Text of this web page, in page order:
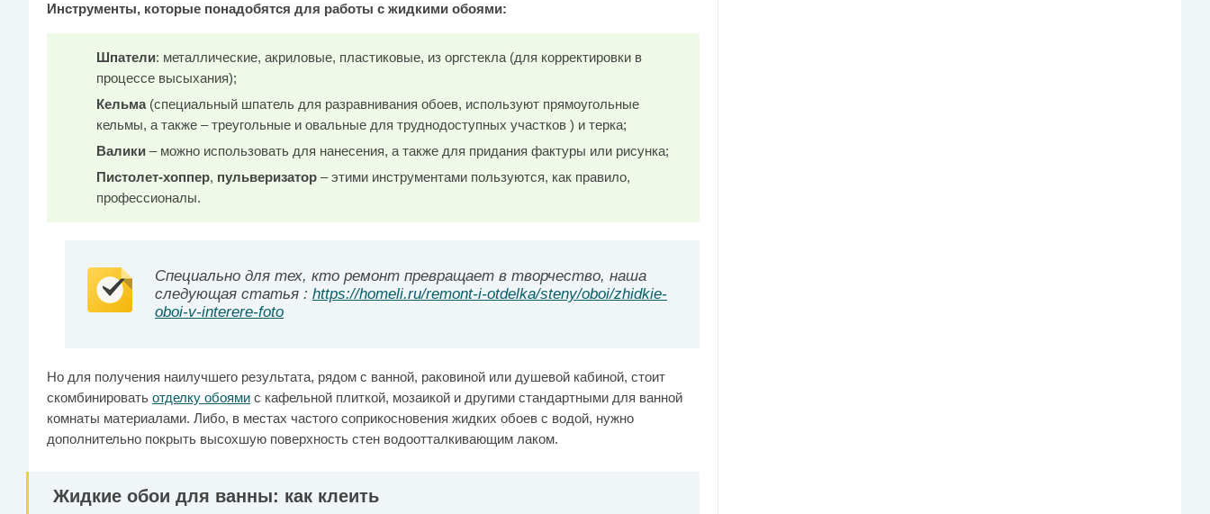
Инструменты, которые понадобятся для работы с жидкими обоями:
Шпатели: металлические, акриловые, пластиковые, из оргстекла (для корректировки в
процессе высыхания);
Кельма(специальный шпатель для разравнивания обоев, используют прямоугольные
кельмы, а также – треугольные и овальные для труднодоступных участков ) и терка;
Валики – можно использовать для нанесения, а также для придания фактуры или рисунка;
Пистолет-хоппер, пульверизатор – этими инструментами пользуются, как правило,
профессионалы.
Специально для тех, кто ремонт превращает в творчество, наша
следующая статья : https://homeli.ru/remont-i-otdelka/steny/oboi/zhidkie-
oboi-v-interere-foto
Но для получения наилучшего результата, рядом с ванной, раковиной или душевой кабиной, стоит
скомбинировать отделку обоями с кафельной плиткой, мозаикой и другими стандартными для ванной
комнаты материалами. Либо, в местах частого соприкосновения жидких обоев с водой, нужно
дополнительно покрыть высохшую поверхность стен водоотталкивающим лаком.
Жидкие обои для ванны: как клеить